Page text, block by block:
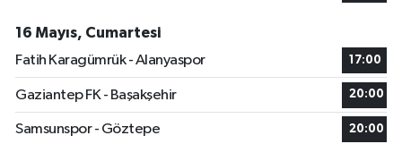
16 Mayıs, Cumartesi
Fatih Karagümrük - Alanyaspor
17:00
Gaziantep FK - Başakşehir 20:00
Samsunspor - Göztepe 20:00